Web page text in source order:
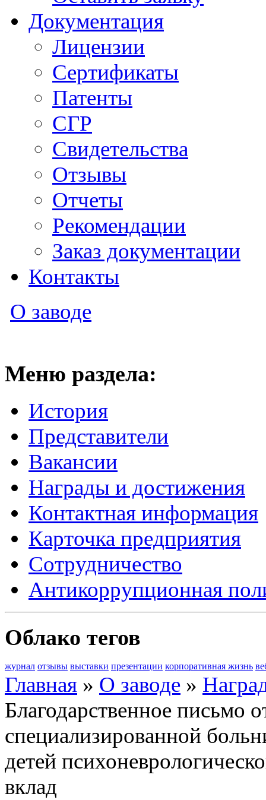
Документация
Лицензии
Сертификаты
Патенты
СГР
Свидетельства
Отзывы
Отчеты
Рекомендации
Заказ документации
Контакты
О заводе
Меню раздела:
История
Представители
Вакансии
Награды и достижения
Контактная информация
Карточка предприятия
Сотрудничество
Антикоррупционная
Облако тегов
журнал отзывы выставки презентации корпоративная жизнь
Главная » О заводе »
Благодарственное письмо
специализированной
детей
вклад